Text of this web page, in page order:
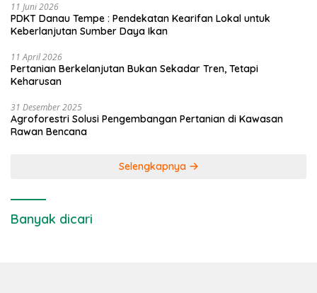
11 Juni 2026
PDKT Danau Tempe : Pendekatan Kearifan Lokal untuk
Keberlanjutan Sumber Daya Ikan
11 April 2026
Pertanian Berkelanjutan Bukan Sekadar Tren, Tetapi
Keharusan
31 Desember 2025
Agroforestri Solusi Pengembangan Pertanian di Kawasan
Rawan Bencana
Selengkapnya
Banyak dicari